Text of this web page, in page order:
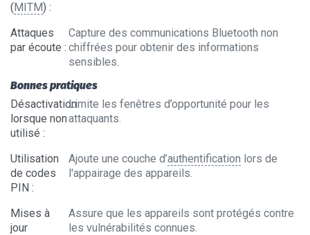
(MITM) :
Attaques
par écoute :
Capture des communications Bluetooth non
chiffrées pour obtenir des informations
sensibles.
Bonnes pratiques
Désactivation
lorsque non
utilisé :
Limite les fenêtres d’opportunité pour les
attaquants.
Utilisation
de codes
PIN :
Ajoute une couche d’authentification lors de
l'appairage des appareils.
Mises à
jour
Assure que les appareils sont protégés contre
les vulnérabilités connues.